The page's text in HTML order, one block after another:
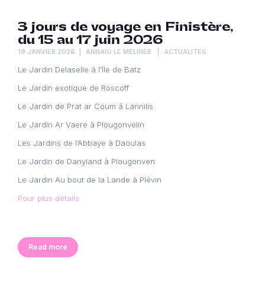
3 jours de voyage en Finistère,
du 15 au 17 juin 2026
19 JANVIER 2026 ANNAÏG LE MELINER ACTUALITÉS
Le Jardin Delaselle à l’île de Batz
Le Jardin exotique de Roscoff
Le Jardin de Prat ar Coum à Lannilis
Le Jardin Ar Vaere à Plougonvelin
Les Jardins de l’Abbaye à Daoulas
Le Jardin de Danyland à Plougonven
Le Jardin Au bout de la Lande à Plévin
Pour plus détails
Read more